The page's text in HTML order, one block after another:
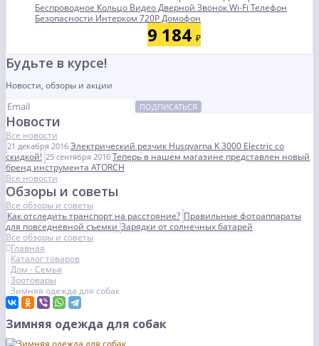
Беспроводное Кольцо Видео Дверной Звонок Wi-Fi Телефон
Безопасности Интерком 720P Домофон
9 184 ₽
Будьте в курсе!
Новости, обзоры и акции
ПОДПИСАТЬСЯ
Новости
Все новости
21 декабря 2016 Электрический резчик Husqvarna K 3000 Electric со
скидкой! 25 сентября 2016 Теперь в нашем магазине представлен новый
бренд инструмента ATORCH
Все новости
Обзоры и советы
Все обзоры и советы
Как отследить транспорт на расстояние? Правильные фотоаппараты
для повседневной съемкиЗарядки от солнечных батарей
Все обзоры и советы
Главная
Каталог товаров
Дом - Семья
Зоотовары
Зимняя одежда для собак
Зимняя одежда для собак